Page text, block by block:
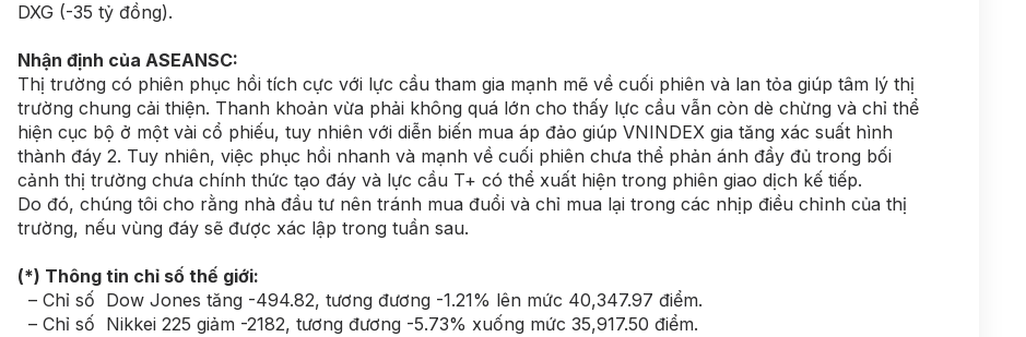
DXG (-35 tỷ đồng).
Nhận định của ASEANSC:
Thị trường có phiên phục hồi tích cực với lực cầu tham gia mạnh mẽ về cuối phiên và lan tỏa giúp tâm lý thị
trường chung cải thiện. Thanh khoản vừa phải không quá lớn cho thấy lực cầu vẫn còn dè chừng và chỉ thể
hiện cục bộ ở một vài cổ phiếu, tuy nhiên với diễn biến mua áp đảo giúp VNINDEX gia tăng xác suất hình
thành đáy 2. Tuy nhiên, việc phục hồi nhanh và mạnh về cuối phiên chưa thể phản ánh đầy đủ trong bối
cảnh thị trường chưa chính thức tạo đáy và lực cầu T+ có thể xuất hiện trong phiên giao dịch kế tiếp.
Do đó, chúng tôi cho rằng nhà đầu tư nên tránh mua đuổi và chỉ mua lại trong các nhịp điều chỉnh của thị
trường, nếu vùng đáy sẽ được xác lập trong tuần sau.
(*) Thông tin chỉ số thế giới:
– Chỉ số Dow Jones tăng -494.82, tương đương -1.21% lên mức 40,347.97 điểm.
– Chỉ số Nikkei 225 giảm -2182, tương đương -5.73% xuống mức 35,917.50 điểm.